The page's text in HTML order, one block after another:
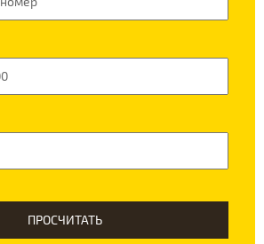
ПРОСЧИТАТЬ